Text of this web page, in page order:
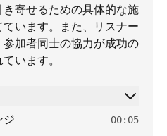
寄せるための具体的な施
います。また、リスナー
加者同士の協力が成功の
います。
ジ 00:05